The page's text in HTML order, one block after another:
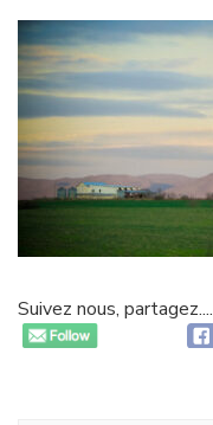
Suivez nous, partagez....